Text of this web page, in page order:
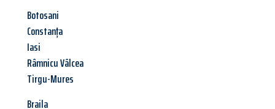
Botosani
Constanța
Iasi
Râmnicu Vâlcea
Tirgu-Mures
Braila